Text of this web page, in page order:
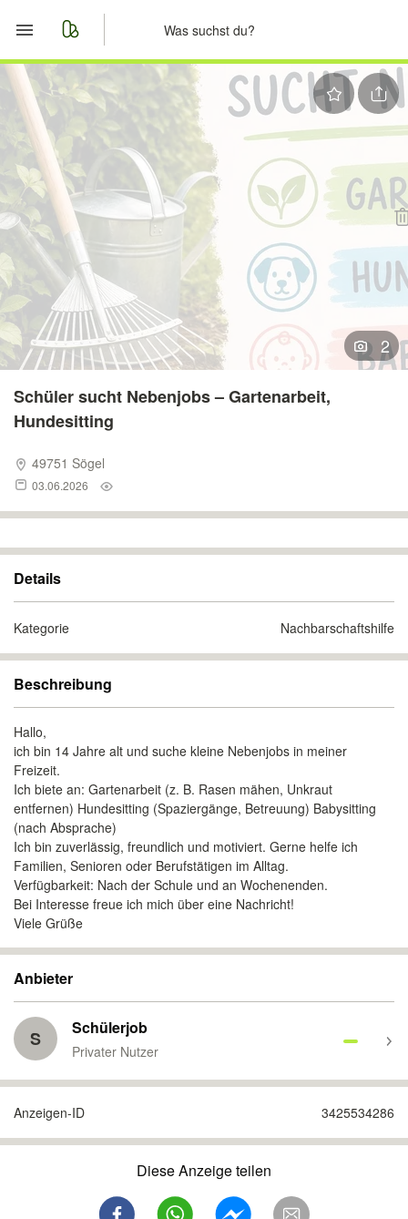
Start
Merkliste
Nachrichten
Anzeige aufgeben
2
Schüler sucht Nebenjobs – Gartenarbeit,
Hundesitting
49751 Sögel
03.06.2026
Details
Kategorie Nachbarschaftshilfe
Beschreibung
Hallo,
ich bin 14 Jahre alt und suche kleine Nebenjobs in meiner
Freizeit.
Ich biete an: Gartenarbeit (z. B. Rasen mähen, Unkraut
entfernen) Hundesitting (Spaziergänge, Betreuung) Babysitting
(nach Absprache)
Ich bin zuverlässig, freundlich und motiviert. Gerne helfe ich
Familien, Senioren oder Berufstätigen im Alltag.
Verfügbarkeit: Nach der Schule und an Wochenenden.
Bei Interesse freue ich mich über eine Nachricht!
Viele Grüße
Anbieter
S Schülerjob
Privater Nutzer
Anzeigen-ID 3425534286
Diese Anzeige teilen